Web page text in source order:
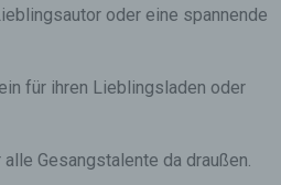
oder eine spannende
für ihren Lieblingsladen oder
Gesangstalente da draußen.